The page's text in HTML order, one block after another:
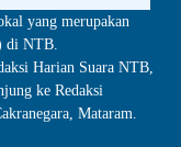
yang merupakan
di NTB.
Harian Suara NTB,
ke Redaksi
Mataram.